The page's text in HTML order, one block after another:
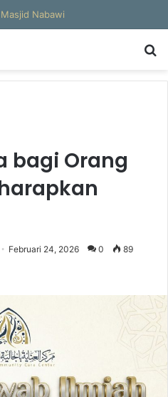
bagi Orang
Februari 24, 2026 0 89